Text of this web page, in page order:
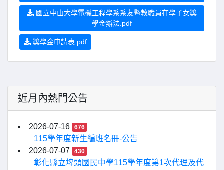
國立中山大學電機工程學系系友暨教職員在學子女獎
學金辦法.pdf
獎學金申請表.pdf
近月內熱門公告
2026-07-16 676
115學年度新生編班名冊-公告
2026-07-07
430
彰化縣立埤頭國民中學115學年度第1次代理及代